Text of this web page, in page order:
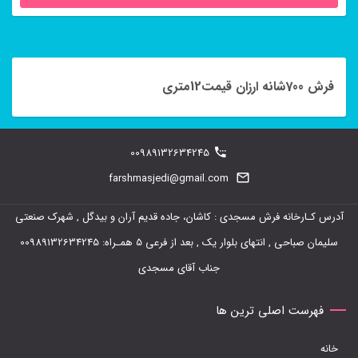
فرش 700شانه ارزان قیمت12متری
00989132634245
farshmasjedi@gmail.com
آدرس کـارخانه فرش مسجدی : کاشان، جاده قدیم آران و بیدگل , شهرک صنعتی
سلیمان صباحی , انتهای بلوار یک , بعد از فرعی 5 همـراه: 00989132634245
جناب آقای مسجدی
فهرست اصلی ترین ها
خانه